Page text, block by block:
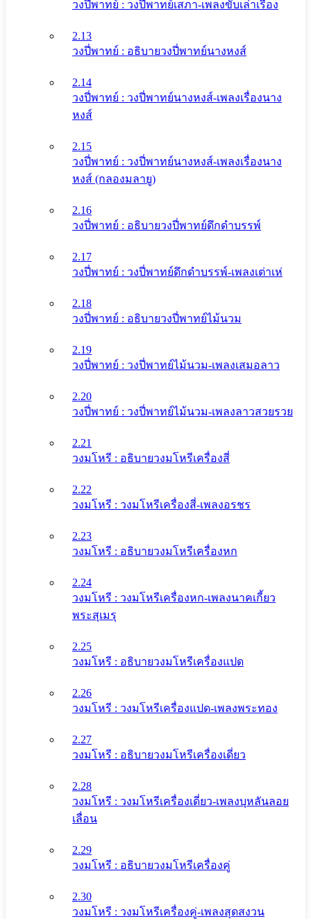
วงปี่พาทย์ : วงปี่พาทย์เสภา-เพลงขับเล่าเรื่อง
2.13
วงปี่พาทย์ : อธิบายวงปี่พาทย์นางหงส์
2.14
วงปี่พาทย์ : วงปี่พาทย์นางหงส์-เพลงเรื่องนาง
หงส์
2.15
วงปี่พาทย์ : วงปี่พาทย์นางหงส์-เพลงเรื่องนาง
หงส์ (กลองมลายู)
2.16
วงปี่พาทย์ : อธิบายวงปี่พาทย์ดึกดําบรรพ์
2.17
วงปี่พาทย์ : วงปี่พาทย์ดึกดําบรรพ์-เพลงเต่าเห่
2.18
วงปี่พาทย์ : อธิบายวงปี่พาทย์ไม้นวม
2.19
วงปี่พาทย์ : วงปี่พาทย์ไม้นวม-เพลงเสมอลาว
2.20
วงปี่พาทย์ : วงปี่พาทย์ไม้นวม-เพลงลาวสวยรวย
2.21
วงมโหรี : อธิบายวงมโหรีเครื่องสี่
2.22
วงมโหรี : วงมโหรีเครื่องสี่-เพลงอรชร
2.23
วงมโหรี : อธิบายวงมโหรีเครื่องหก
2.24
วงมโหรี : วงมโหรีเครื่องหก-เพลงนาคเกี้ยว
พระสุเมรุ
2.25
วงมโหรี : อธิบายวงมโหรีเครื่องแปด
2.26
วงมโหรี : วงมโหรีเครื่องแปด-เพลงพระทอง
2.27
วงมโหรี : อธิบายวงมโหรีเครื่องเดี่ยว
2.28
วงมโหรี : วงมโหรีเครื่องเดี่ยว-เพลงบุหลันลอย
เลื่อน
2.29
วงมโหรี : อธิบายวงมโหรีเครื่องคู่
2.30
วงมโหรี : วงมโหรีเครื่องคู่-เพลงสุดสงวน